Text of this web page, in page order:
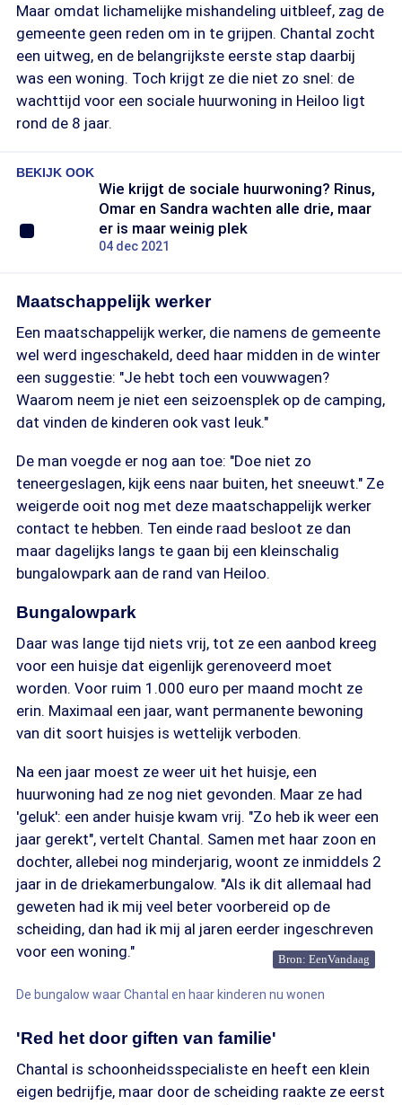
Maar omdat lichamelijke mishandeling uitbleef, zag de
gemeente geen reden om in te grijpen. Chantal zocht
een uitweg, en de belangrijkste eerste stap daarbij
was een woning. Toch krijgt ze die niet zo snel: de
wachttijd voor een sociale huurwoning in Heiloo ligt
rond de 8 jaar.
BEKIJK OOK
Wie krijgt de sociale huurwoning? Rinus,
Omar en Sandra wachten alle drie, maar
er is maar weinig plek
04 dec 2021
Maatschappelijk werker
Een maatschappelijk werker, die namens de gemeente
wel werd ingeschakeld, deed haar midden in de winter
een suggestie: "Je hebt toch een vouwwagen?
Waarom neem je niet een seizoensplek op de camping,
dat vinden de kinderen ook vast leuk."
De man voegde er nog aan toe: "Doe niet zo
teneergeslagen, kijk eens naar buiten, het sneeuwt." Ze
weigerde ooit nog met deze maatschappelijk werker
contact te hebben. Ten einde raad besloot ze dan
maar dagelijks langs te gaan bij een kleinschalig
bungalowpark aan de rand van Heiloo.
Bungalowpark
Daar was lange tijd niets vrij, tot ze een aanbod kreeg
voor een huisje dat eigenlijk gerenoveerd moet
worden. Voor ruim 1.000 euro per maand mocht ze
erin. Maximaal een jaar, want permanente bewoning
van dit soort huisjes is wettelijk verboden.
Na een jaar moest ze weer uit het huisje, een
huurwoning had ze nog niet gevonden. Maar ze had
'geluk': een ander huisje kwam vrij. "Zo heb ik weer een
jaar gerekt", vertelt Chantal. Samen met haar zoon en
dochter, allebei nog minderjarig, woont ze inmiddels 2
jaar in de driekamerbungalow. "Als ik dit allemaal had
geweten had ik mij veel beter voorbereid op de
scheiding, dan had ik mij al jaren eerder ingeschreven
voor een woning."
Bron: EenVandaag
De bungalow waar Chantal en haar kinderen nu wonen
'Red het door giften van familie'
Chantal is schoonheidsspecialiste en heeft een klein
eigen bedrijfje, maar door de scheiding raakte ze eerst